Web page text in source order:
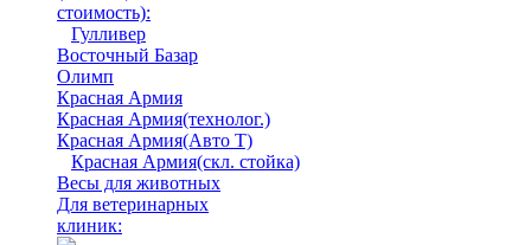
стоимость):
Гулливер
Восточный Базар
Олимп
Красная Армия
Красная Армия(технолог.)
Красная Армия(Авто Т)
Красная Армия(скл. стойка)
Весы для животных
Для ветеринарных
клиник: